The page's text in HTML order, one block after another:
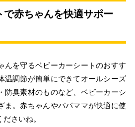
で赤ちゃんを快適サポー
んを守るベビーカーシートのおすす
温調節が簡単にできてオールシーズ
防臭素材のものなど、ベビーカーシ
ま。赤ちゃんやパパママが快適に使
さいね。